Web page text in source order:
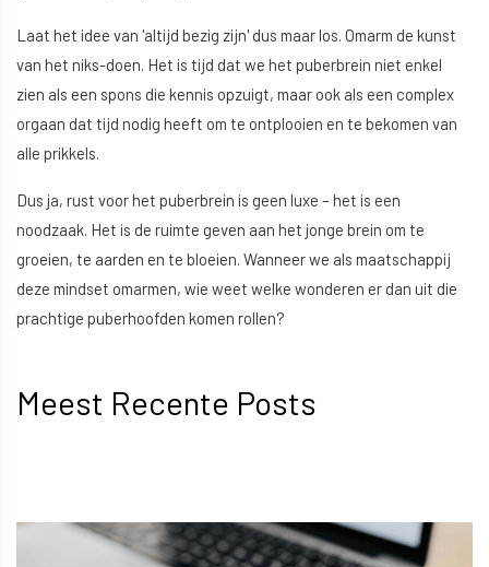
Laat het idee van 'altijd bezig zijn' dus maar los. Omarm de kunst
van het niks-doen. Het is tijd dat we het puberbrein niet enkel
zien als een spons die kennis opzuigt, maar ook als een complex
orgaan dat tijd nodig heeft om te ontplooien en te bekomen van
alle prikkels.
Dus ja, rust voor het puberbrein is geen luxe – het is een
noodzaak. Het is de ruimte geven aan het jonge brein om te
groeien, te aarden en te bloeien. Wanneer we als maatschappij
deze mindset omarmen, wie weet welke wonderen er dan uit die
prachtige puberhoofden komen rollen?
Meest Recente Posts